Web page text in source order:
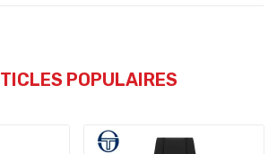
POPULAIRES